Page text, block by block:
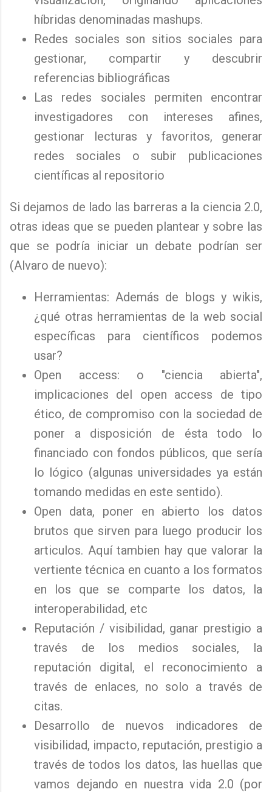
híbridas denominadas mashups.
Redes sociales son sitios sociales para
gestionar, compartir y descubrir
referencias bibliográficas
Las redes sociales permiten encontrar
investigadores con intereses afines,
gestionar lecturas y favoritos, generar
redes sociales o subir publicaciones
científicas al repositorio
Si dejamos de lado las barreras a la ciencia 2.0,
otras ideas que se pueden plantear y sobre las
que se podría iniciar un debate podrían ser
(Alvaro de nuevo):
Herramientas: Además de blogs y wikis,
¿qué otras herramientas de la web social
específicas para científicos podemos
usar?
Open access: o "ciencia abierta",
implicaciones del open access de tipo
ético, de compromiso con la sociedad de
poner a disposición de ésta todo lo
financiado con fondos públicos, que sería
lo lógico (algunas universidades ya están
tomando medidas en este sentido).
Open data, poner en abierto los datos
brutos que sirven para luego producir los
articulos. Aquí tambien hay que valorar la
vertiente técnica en cuanto a los formatos
en los que se comparte los datos, la
interoperabilidad, etc
Reputación / visibilidad, ganar prestigio a
través de los medios sociales, la
reputación digital, el reconocimiento a
través de enlaces, no solo a través de
citas.
Desarrollo de nuevos indicadores de
visibilidad, impacto, reputación, prestigio a
través de todos los datos, las huellas que
vamos dejando en nuestra vida 2.0 (por